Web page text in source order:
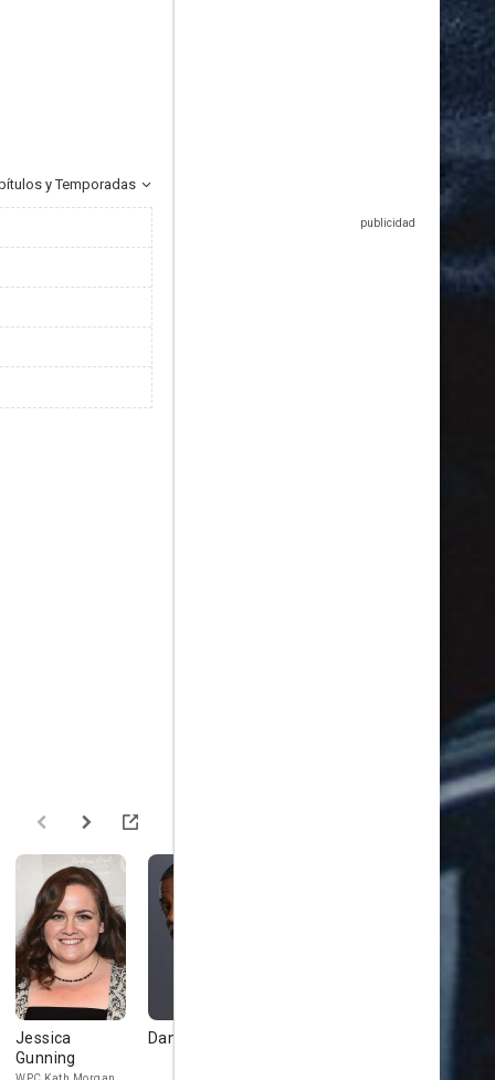
y Temporadas
Jessica
Gunning
Daniel Ezra